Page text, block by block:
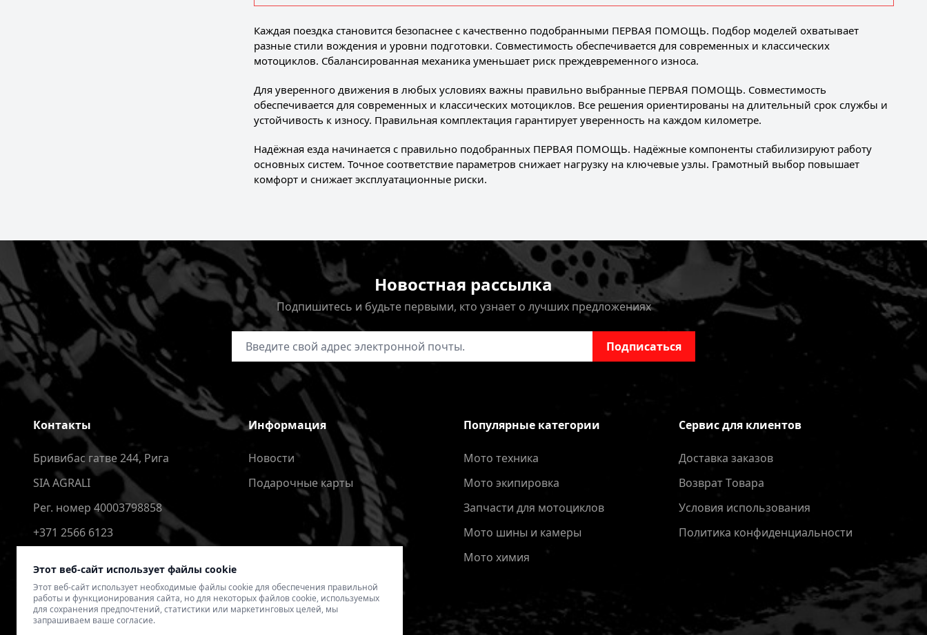
Этот веб-сайт использует файлы cookie
Этот веб-сайт использует необходимые файлы cookie для обеспечения правильной
работы и функционирования сайта, но для некоторых файлов cookie, используемых
для сохранения предпочтений, статистики или маркетинговых целей, мы
запрашиваем ваше согласие.
Каждая поездка становится безопаснее с качественно подобранными ПЕРВАЯ ПОМОЩЬ. Подбор моделей охватывает
разные стили вождения и уровни подготовки. Совместимость обеспечивается для современных и классических
мотоциклов. Сбалансированная механика уменьшает риск преждевременного износа.
Для уверенного движения в любых условиях важны правильно выбранные ПЕРВАЯ ПОМОЩЬ. Совместимость
обеспечивается для современных и классических мотоциклов. Все решения ориентированы на длительный срок службы и
устойчивость к износу. Правильная комплектация гарантирует уверенность на каждом километре.
Надёжная езда начинается с правильно подобранных ПЕРВАЯ ПОМОЩЬ. Надёжные компоненты стабилизируют работу
основных систем. Точное соответствие параметров снижает нагрузку на ключевые узлы. Грамотный выбор повышает
комфорт и снижает эксплуатационные риски.
Новостная рассылка
Подпишитесь и будьте первыми, кто узнает о лучших предложениях
Адрес электронной почты Подписаться
Контакты
Бривибас гатве 244, Рига
SIA AGRALI
Рег. номер 40003798858
+371 2566 6123
Информация
Новости
Подарочные карты
Популярные категории
Мото техника
Мото экипировка
Запчасти для мотоциклов
Мото шины и камеры
Мото химия
Сервис для клиентов
Доставка заказов
Bозврат Tовара
Условия использования
Политика конфиденциальности